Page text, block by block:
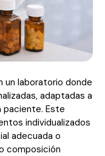
un laboratorio donde
adaptadas a
paciente. Este
individualizados
adecuada o
composición